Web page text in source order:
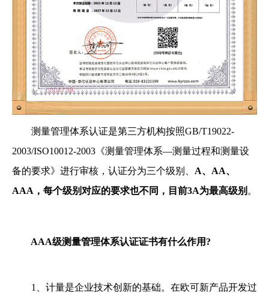
测量管理体系认证是第三方机构按照GB/T19022-
2003/ISO10012-2003《测量管理体系—测量过程和测量设
备的要求》进行审核，认证分为三个级别、 A、AA、
AAA，每个级别对应的要求也不同，目前3A为最高级别 。
AAA级测量管理体系认证证书有什么作用?
1、计量是企业技术创新的基础。在欧可新产品开发过